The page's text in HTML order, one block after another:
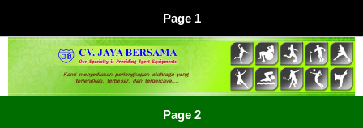
Page 1
CV JAYA BERSAMA Co Id
Menyediakan Semua Perlengkapan Olahraga Yang
Page 2